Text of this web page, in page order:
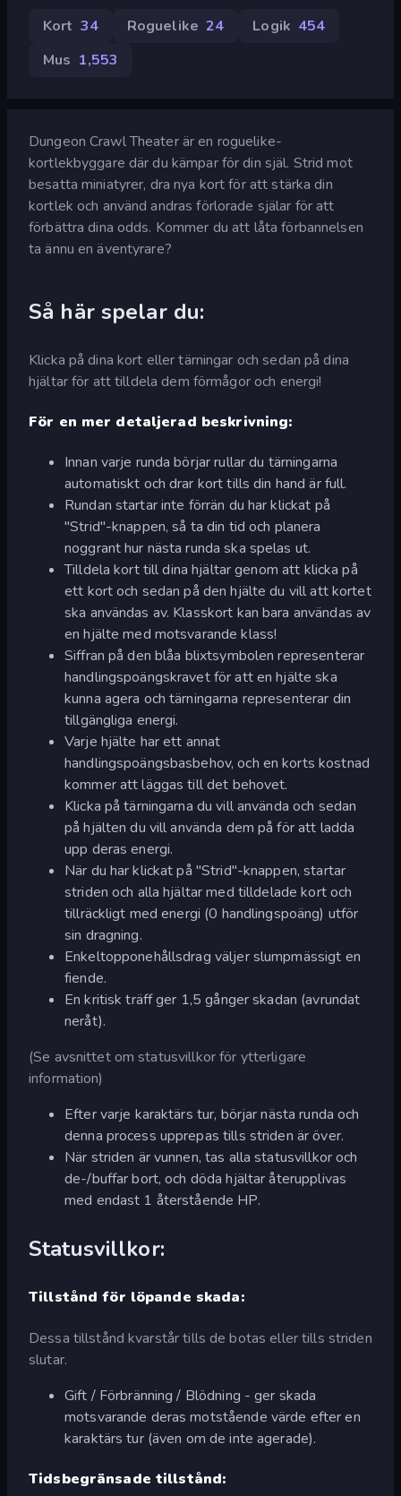
Kort 34 Roguelike 24 Logik 454
Mus 1,553
Dungeon Crawl Theater är en roguelike-
kortlekbyggare där du kämpar för din själ. Strid mot
besatta miniatyrer, dra nya kort för att stärka din
kortlek och använd andras förlorade själar för att
förbättra dina odds. Kommer du att låta förbannelsen
ta ännu en äventyrare?
Så här spelar du:
Klicka på dina kort eller tärningar och sedan på dina
hjältar för att tilldela dem förmågor och energi!
För en mer detaljerad beskrivning:
Innan varje runda börjar rullar du tärningarna
automatiskt och drar kort tills din hand är full.
Rundan startar inte förrän du har klickat på
"Strid"-knappen, så ta din tid och planera
noggrant hur nästa runda ska spelas ut.
Tilldela kort till dina hjältar genom att klicka på
ett kort och sedan på den hjälte du vill att kortet
ska användas av. Klasskort kan bara användas av
en hjälte med motsvarande klass!
Siffran på den blåa blixtsymbolen representerar
handlingspoängskravet för att en hjälte ska
kunna agera och tärningarna representerar din
tillgängliga energi.
Varje hjälte har ett annat
handlingspoängsbasbehov, och en korts kostnad
kommer att läggas till det behovet.
Klicka på tärningarna du vill använda och sedan
på hjälten du vill använda dem på för att ladda
upp deras energi.
När du har klickat på "Strid"-knappen, startar
striden och alla hjältar med tilldelade kort och
tillräckligt med energi (0 handlingspoäng) utför
sin dragning.
Enkeltopponehållsdrag väljer slumpmässigt en
fiende.
En kritisk träff ger 1,5 gånger skadan (avrundat
neråt).
(Se avsnittet om statusvillkor för ytterligare
information)
Efter varje karaktärs tur, börjar nästa runda och
denna process upprepas tills striden är över.
När striden är vunnen, tas alla statusvillkor och
de-/buffar bort, och döda hjältar återupplivas
med endast 1 återstående HP.
Statusvillkor:
Tillstånd för löpande skada:
Dessa tillstånd kvarstår tills de botas eller tills striden
slutar.
Gift / Förbränning / Blödning - ger skada
motsvarande deras motstående värde efter en
karaktärs tur (även om de inte agerade).
Tidsbegränsade tillstånd: